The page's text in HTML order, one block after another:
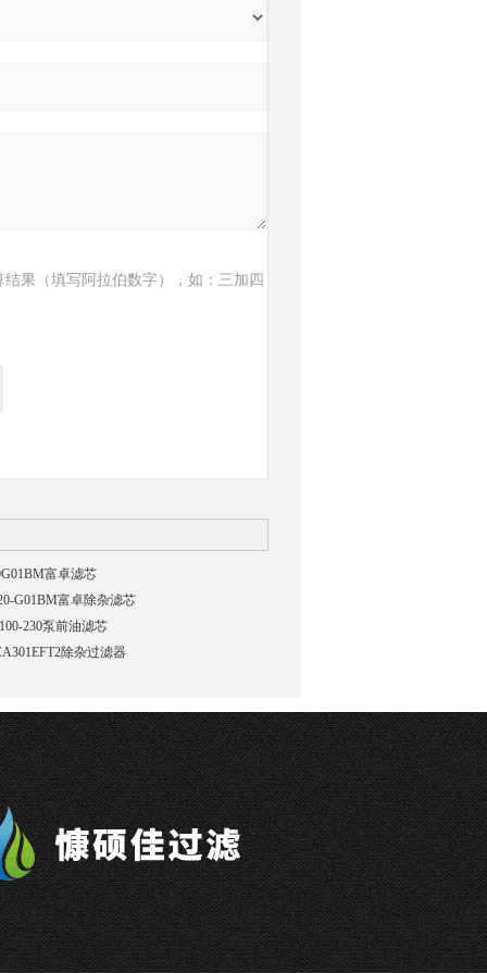
结果（填写阿拉伯数字），如：三加四
富卓滤芯
G01BM富卓除杂滤芯
230泵前油滤芯
除杂过滤器